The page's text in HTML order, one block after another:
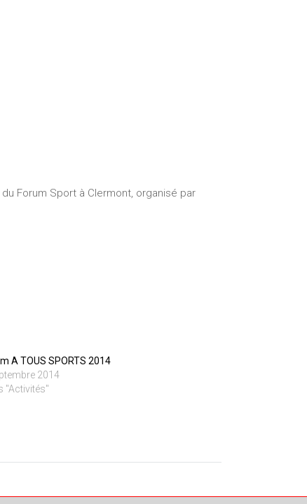
Forum Sport à Clermont, organisé par
A TOUS SPORTS 2014
2014
"Activités"